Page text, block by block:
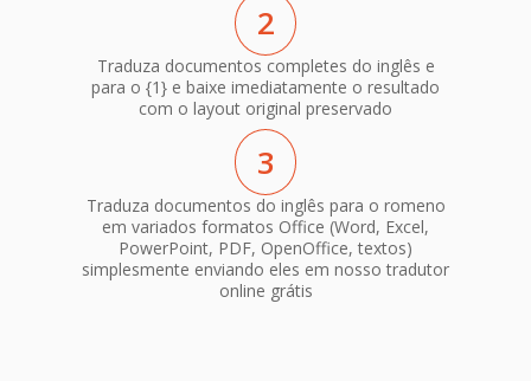
2
Traduza documentos completes do inglês e
para o {1} e baixe imediatamente o resultado
com o layout original preservado
3
Traduza documentos do inglês para o romeno
em variados formatos Office (Word, Excel,
PowerPoint, PDF, OpenOffice, textos)
simplesmente enviando eles em nosso tradutor
online grátis